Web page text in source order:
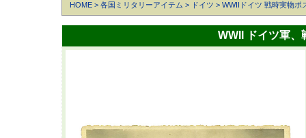
HOME > 各国ミリタリーアイテム > ドイツ > WWIIドイツ 戦時実物ポ
WWII ドイツ軍、